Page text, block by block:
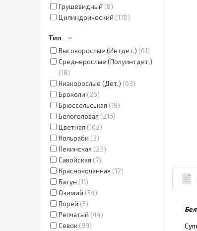
Грушевидный
8
Цилиндрический 170
Тип
Высокорослые (Интдет.)
61
Среднерослые (Полуинтдет.)
18
Низкорослые (Дет.)
63
Броколи
26
Брюссельськая 19
Белоголовая
216
Цветная 102
Кольраби
3
Пекинская
23
Савойская
7
Краснокочанная 12
Батун 11
Озимий
54
Порей
5
Репчатый 44
Севок 99